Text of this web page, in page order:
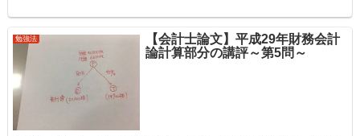
勉強法
【会計士論文】平成29年財務会計
論計算部分の講評～第5問～